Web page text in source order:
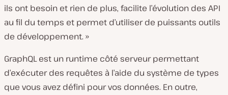
ils ont besoin et rien de plus, facilite l’évolution des API
au fil du temps et permet d’utiliser de puissants outils
de développement. »
GraphQL est un runtime côté serveur permettant
d’exécuter des requêtes à l’aide du système de types
que vous avez défini pour vos données. En outre,